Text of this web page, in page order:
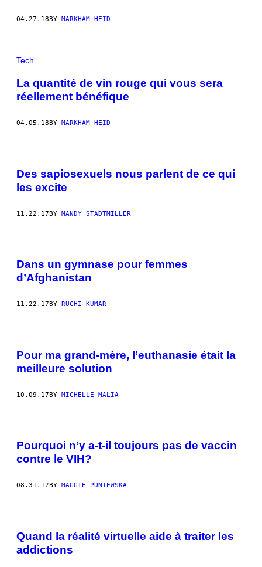
04.27.18 BY MARKHAM HEID
Tech
La quantité de vin rouge qui vous sera
réellement bénéfique
04.05.18BY MARKHAM HEID
Des sapiosexuels nous parlent de ce qui
les excite
11.22.17BY MANDY STADTMILLER
Dans un gymnase pour femmes
d’Afghanistan
11.22.17 BY RUCHI KUMAR
Pour ma grand-mère, l’euthanasie était la
meilleure solution
10.09.17BY MICHELLE MALIA
Pourquoi n’y a-t-il toujours pas de vaccin
contre le VIH?
08.31.17 BY MAGGIE PUNIEWSKA
Quand la réalité virtuelle aide à traiter les
addictions